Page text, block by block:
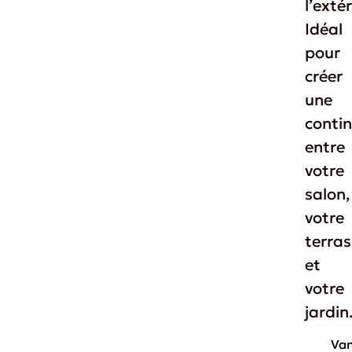
Idéal
pour
créer
une
entre
votre
salon,
votre
et
votre
jardin.